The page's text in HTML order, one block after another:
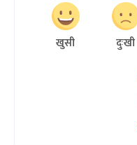
खुसी दुःखी